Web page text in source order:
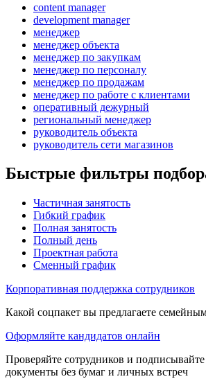
content manager
development manager
менеджер
менеджер объекта
менеджер по закупкам
менеджер по персоналу
менеджер по продажам
менеджер по работе с клиентами
оперативный дежурный
региональный менеджер
руководитель объекта
руководитель сети магазинов
Быстрые фильтры
Частичная занятость
Гибкий график
Полная занятость
Полный день
Проектная работа
Сменный график
Корпоративная поддержка сотрудников
Какой соцпакет вы предлагаете
Оформляйте кандидатов онлайн
Проверяйте сотрудников и
документы без бумаг и личных встреч